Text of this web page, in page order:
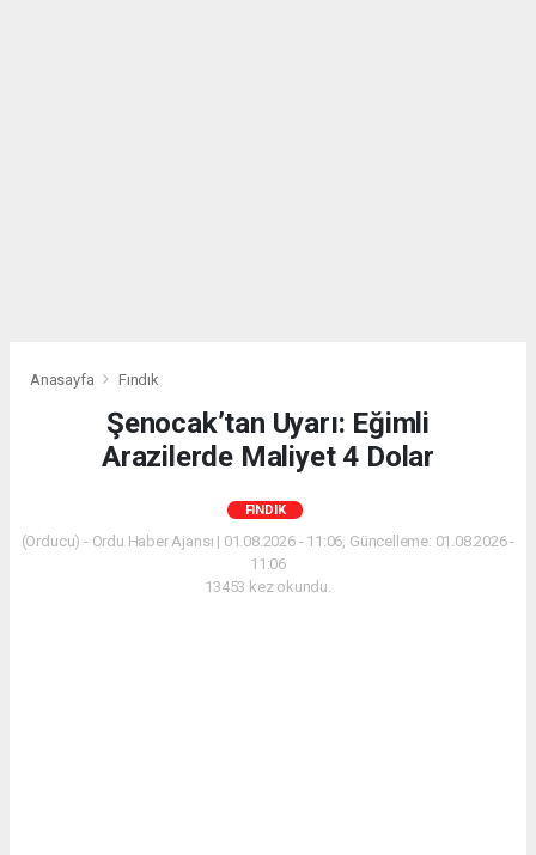
Anasayfa Fındık
Şenocak’tan Uyarı: Eğimli
Arazilerde Maliyet 4 Dolar
FINDIK
(Orducu) - Ordu Haber Ajansı | 01.08.2026 - 11:06, Güncelleme: 01.08.2026 -
11:06
13453 kez okundu.